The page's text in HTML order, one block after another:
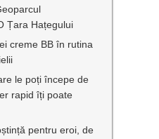
Țara Hațegului
creme BB în rutina
le poți începe de
rapid îți poate
pentru eroi, de